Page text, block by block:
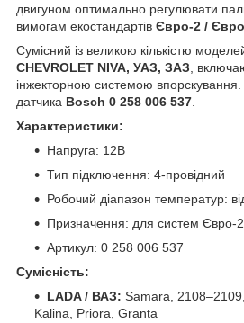
двигуном оптимально регулювати
вимогам екостандартів Євро-2 /
Сумісний із великою кількістю
CHEVROLET NIVA, УАЗ, ЗАЗ ,
інжекторною системою впорскування.
датчика Bosch 0 258 006 537
Характеристики:
Напруга: 12В
Тип підключення: 4-провідний
Робочий діапазон температур:
Призначення: для систем Євро-
Артикул: 0 258 006 537
Сумісність:
LADA / ВАЗ: Samara,
Kalina, Priora, Granta